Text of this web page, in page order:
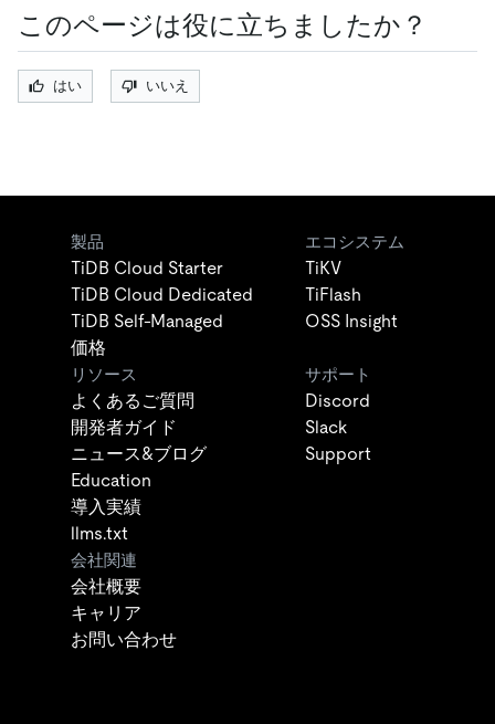
このページは役に立ちましたか？
はい いいえ
製品
TiDB Cloud Starter
TiDB Cloud Dedicated
TiDB Self-Managed
価格
エコシステム
TiKV
TiFlash
OSS Insight
リソース
よくあるご質問
開発者ガイド
ニュース&ブログ
Education
導入実績
llms.txt
サポート
Discord
Slack
Support
会社関連
会社概要
キャリア
お問い合わせ